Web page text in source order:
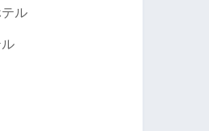
ル